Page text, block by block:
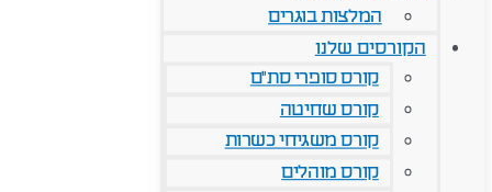
המלצות בוגרים
הקורסים שלנו
קורס סופרי סת"ם
קורס שחיטה
קורס משגיחי כשרות
קורס מוהלים